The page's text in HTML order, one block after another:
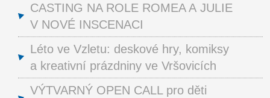
CASTING NA ROLE ROMEA A JULIE
V NOVÉ INSCENACI
Léto ve Vzletu: deskové hry, komiksy
a kreativní prázdniny ve Vršovicích
VÝTVARNÝ OPEN CALL pro děti